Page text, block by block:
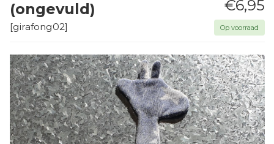
€6,95
Op voorraad
(ongevuld)
[girafong02]